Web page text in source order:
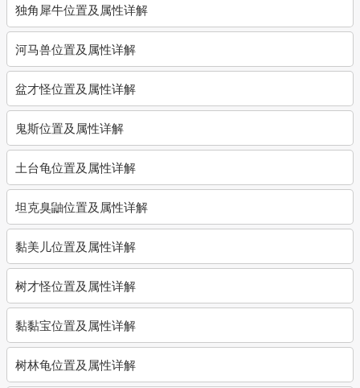
独角犀牛位置及属性详解
河马兽位置及属性详解
盆才怪位置及属性详解
鬼斯位置及属性详解
土台龟位置及属性详解
坦克臭鼬位置及属性详解
黏美儿位置及属性详解
树才怪位置及属性详解
黏黏宝位置及属性详解
树林龟位置及属性详解